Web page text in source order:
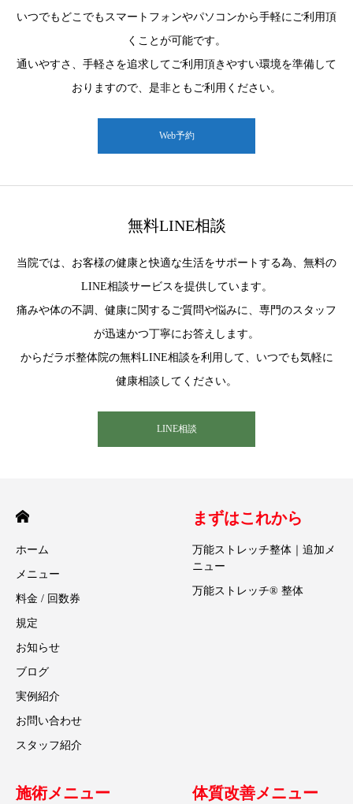
いつでもどこでもスマートフォンやパソコンから手軽にご利用頂
くことが可能です。
通いやすさ、手軽さを追求してご利用頂きやすい環境を準備して
おりますので、是非ともご利用ください。
Web予約
無料LINE相談
当院では、お客様の健康と快適な生活をサポートする為、無料の
LINE相談サービスを提供しています。
痛みや体の不調、健康に関するご質問や悩みに、専門のスタッフ
が迅速かつ丁寧にお答えします。
からだラボ整体院の無料LINE相談を利用して、いつでも気軽に
健康相談してください。
LINE相談
ホーム
メニュー
料金 / 回数券
規定
お知らせ
ブログ
実例紹介
お問い合わせ
スタッフ紹介
まずはこれから
万能ストレッチ整体｜追加メ
ニュー
万能ストレッチ® 整体
施術メニュー 体質改善メニュー